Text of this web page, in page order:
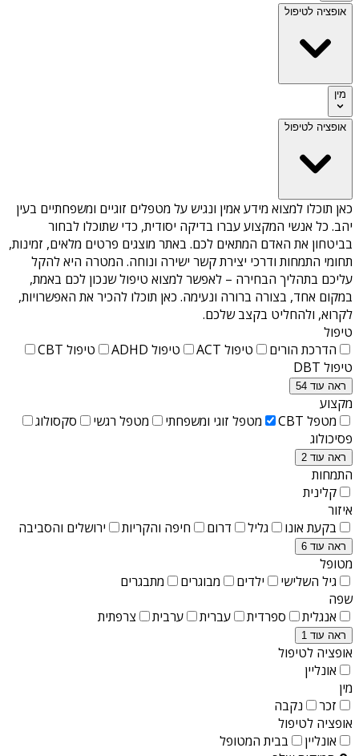
אופציה לטיפול
מין
אופציה לטיפול
כאן תוכלו למצוא מידע אמין ונגיש על מטפלים זוגיים ומשפחתיים בעין
יהב. כל אנשי המקצוע עברו בדיקה יסודית, כדי שתוכלו לבחור
בביטחון את האדם המתאים לכם. באתר מוצגים פרטים מלאים, זמינות,
תחומי התמחות ודרכי יצירת קשר ישירה ונוחה. המטרה היא להקל
עליכם בתהליך הבחירה – לאפשר למצוא טיפול שנכון לכם באמת,
במקום אחד, בצורה ברורה ונעימה. כאן תוכלו להכיר את האפשרויות,
לקרוא, ולהחליט בקצב שלכם.
טיפול
הדרכת הורים
טיפול ACT טיפול ADHD
טיפול CBT
טיפול DBT
ראה עוד 54
מקצוע
מטפל CBT
מטפל זוגי ומשפחתי מטפל רגשי
סקסולוג
פסיכולוג
ראה עוד 2
התמחות
קלינית
איזור
בקעת אונו
גליל דרום חיפה והקריות ירושלים והסביבה
ראה עוד 6
מטופל
גיל השלישי
ילדים מבוגרים
מתבגרים
שפה
אנגלית
ספרדית עברית ערבית צרפתית
ראה עוד 1
אופציה לטיפול
אונליין
מין
זכר
נקבה
אופציה לטיפול
אונליין
בבית המטופל